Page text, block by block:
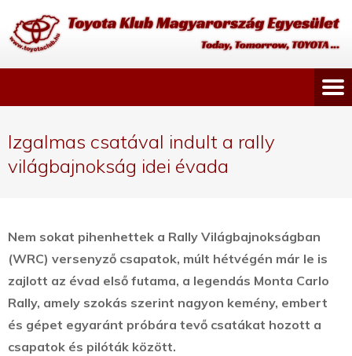
Izgalmas csatával indult a rally
világbajnokság idei évada
Nem sokat pihenhettek a Rally Világbajnokságban
(WRC) versenyző csapatok, múlt hétvégén már le is
zajlott az évad első futama, a legendás Monta Carlo
Rally, amely szokás szerint nagyon kemény, embert
és gépet egyaránt próbára tevő csatákat hozott a
csapatok és pilóták között.